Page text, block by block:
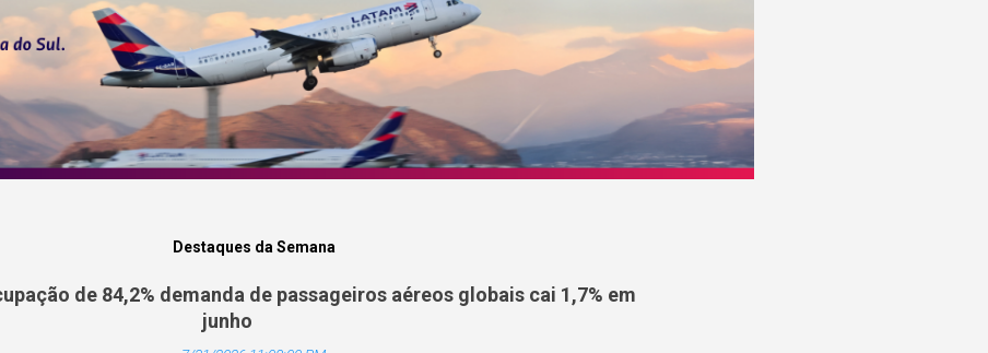
Destaques da Semana
de 84,2% demanda de passageiros aéreos globais cai 1,7% em
junho